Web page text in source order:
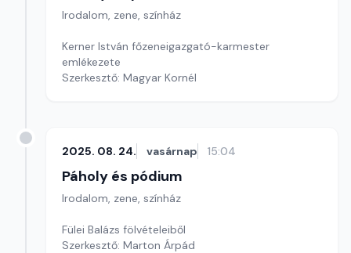
Irodalom, zene, színház
Kerner István főzeneigazgató-karmester
emlékezete
Szerkesztő: Magyar Kornél
2025. 08. 24. vasárnap 15:04
Páholy és pódium
Irodalom, zene, színház
Fülei Balázs fölvételeiből
Szerkesztő: Marton Árpád